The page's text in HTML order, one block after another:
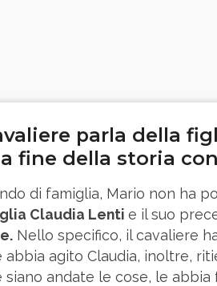
parla della
fine della storia
di famiglia, Mario non ha
Claudia Lenti e il suo
Nello specifico, il cavaliere
abbia agito Claudia, inoltre,
siano andate le cose, le